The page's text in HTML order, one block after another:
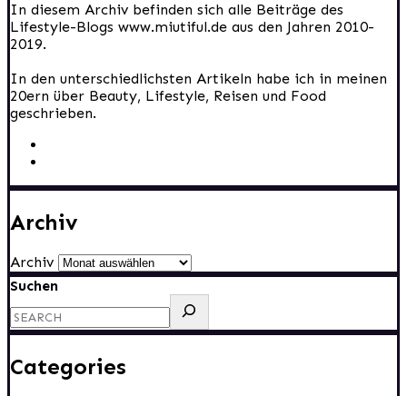
In diesem Archiv befinden sich alle Beiträge des
Lifestyle-Blogs www.miutiful.de aus den Jahren 2010-
2019.
In den unterschiedlichsten Artikeln habe ich in meinen
20ern über Beauty, Lifestyle, Reisen und Food
geschrieben.
Archiv
Archiv
Suchen
Categories